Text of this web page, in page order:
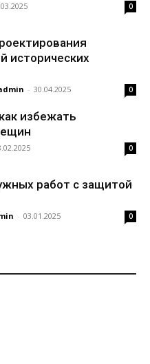
0
исторических
- 30.04.2025 0
избежать
0
работ с защитой
- 03.01.2025 0